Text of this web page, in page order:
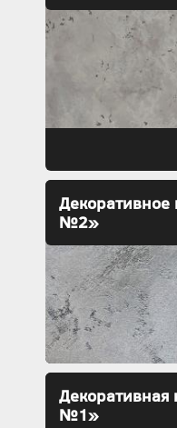
Декоративное
№2»
Декоративная
№1»